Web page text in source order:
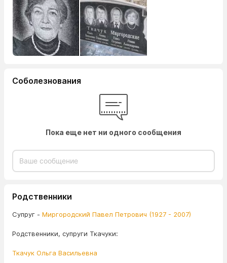
Соболезнования
Пока еще нет ни одного сообщения
Родственники
Супруг - Миргородский Павел Петрович (1927 - 2007)
Родственники, супруги Ткачуки:
Ткачук Ольга Васильевна